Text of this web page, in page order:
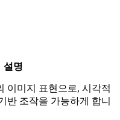
설명
이미지 표현으로, 시각적
반 조작을 가능하게 합니